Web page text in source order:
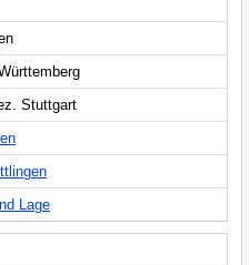
Stuttgart
Lage